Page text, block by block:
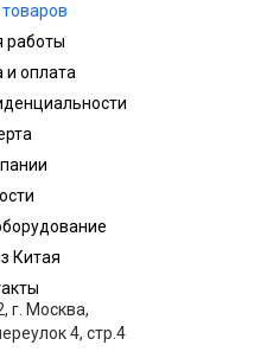
работы
и оплата
Китая
г. Москва,
4, стр.4